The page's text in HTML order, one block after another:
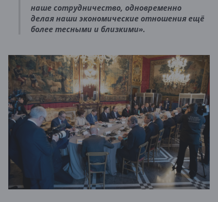
наше сотрудничество, одновременно
делая наши экономические отношения ещё
более тесными и близкими».